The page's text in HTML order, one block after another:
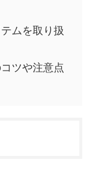
ムを取り扱
ツや注意点